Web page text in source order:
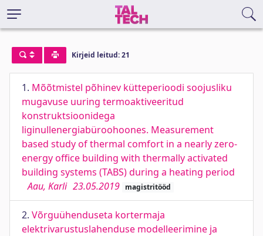
Kirjeid leitud: 21
1. Mõõtmistel põhinev kütteperioodi soojusliku
mugavuse uuring termoaktiveeritud
konstruktsioonidega
liginullenergiabüroohoones. Measurement
based study of thermal comfort in a nearly zero-
energy office building with thermally activated
building systems (TABS) during a heating period
Aau, Karli 23.05.2019 magistritööd
2. Võrguühenduseta kortermaja
elektrivarustuslahenduse modelleerimine ja